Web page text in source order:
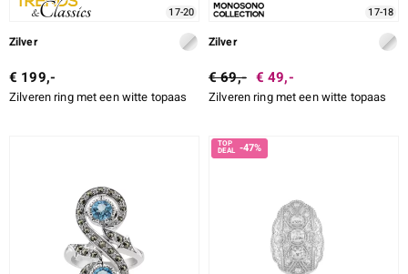
17-20
Zilver
€ 199,-
Zilveren ring met een witte topaas
17-18
Zilver
€ 69,- € 49,-
Zilveren ring met een witte topaas
-47%